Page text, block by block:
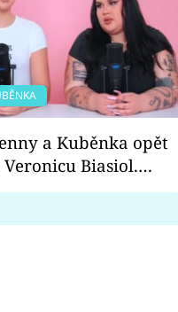
a Kuběnka opět
Biasiol.
nich falešná a